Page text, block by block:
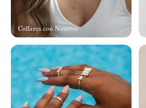
Collares con Nombre